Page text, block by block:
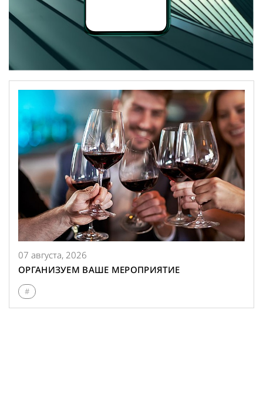
07 августа, 2026
ОРГАНИЗУЕМ ВАШЕ МЕРОПРИЯТИЕ
#